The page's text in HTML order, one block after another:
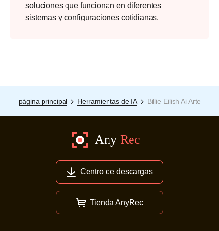
soluciones que funcionan en diferentes
sistemas y configuraciones cotidianas.
página principal Herramientas de IA Billie Eilish Ai Arte
Centro de descargas
Tienda AnyRec